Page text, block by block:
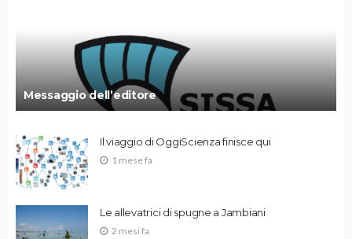
Messaggio dell’editore
Il viaggio di OggiScienza finisce qui
1 mese fa
Le allevatrici di spugne a Jambiani
2 mesi fa